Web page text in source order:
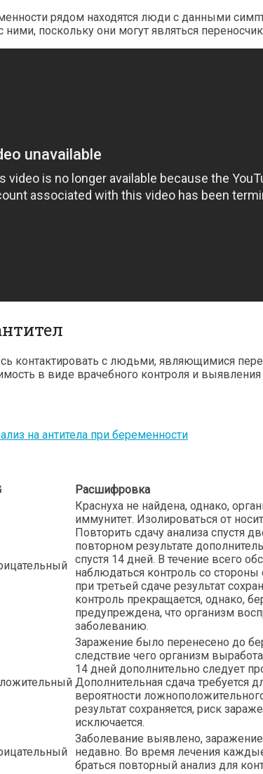
рядом находятся люди с данными
ними, поскольку они могут являться
контактировать с людьми, являющимися
в виде врачебного контроля и выявления
на антитела при беременности
Расшифровка
Краснуха не найдена, однако,
иммунитет. Изолироваться от
Повторить сдачу анализа спустя
повторном результате
спустя 14 дней. В течение всего
наблюдаться контроль со стороны
при третьей сдаче результат
контроль прекращается, однако,
предупреждена, что организм
заболеванию.
Заражение было перенесено до
следствие чего организм
14 дней дополнительно следует
Дополнительная сдача требуется
вероятности
результат сохраняется, риск
исключается.
Заболевание выявлено,
недавно. Во время лечения
браться повторный анализ для